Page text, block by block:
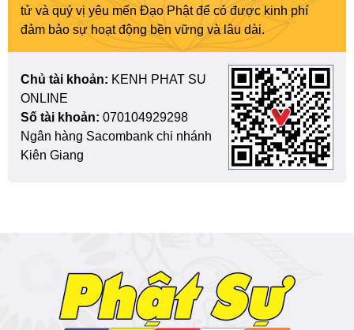
tử và quý vị yêu mến Đạo Phật để có được kinh phí
đảm bảo sự hoạt động bền vững và lâu dài.
Chủ tài khoản: KENH PHAT SU
ONLINE
Số tài khoản: 070104929298
Ngân hàng Sacombank chi nhánh
Kiên Giang